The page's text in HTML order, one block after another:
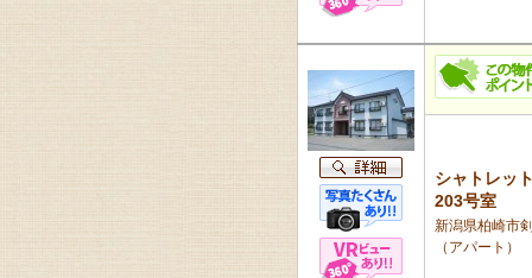
シャトレッ
203号室
新潟県柏崎市
（アパート）